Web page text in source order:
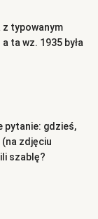
z typowanym
ta wz. 1935 była
pytanie: gdzieś,
zdjęciu
szablę?